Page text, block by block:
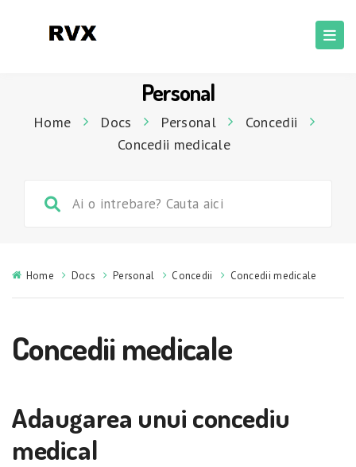
Personal
Home Docs Personal
Concedii
Concedii medicale
Home Docs Personal Concedii Concedii medicale
Concedii medicale
Adaugarea unui concediu
medical